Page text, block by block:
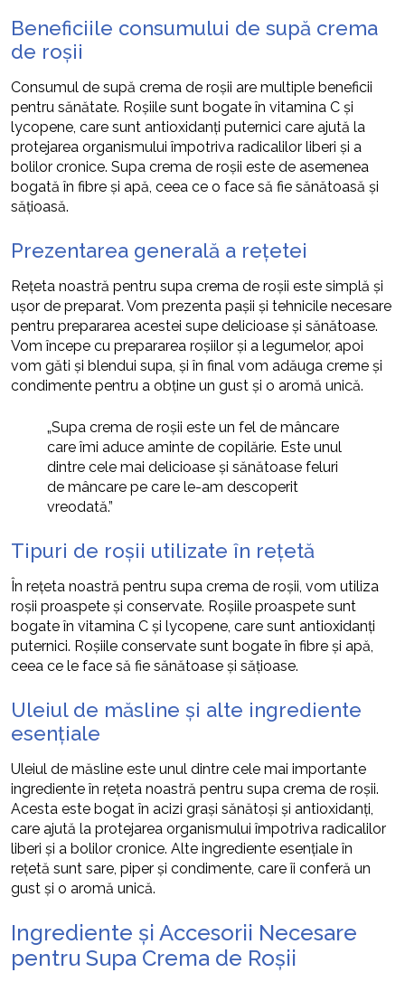
Beneficiile consumului de supă crema
de roșii
Consumul de supă crema de roșii are multiple beneficii
pentru sănătate. Roșiile sunt bogate în vitamina C și
lycopene, care sunt antioxidanți puternici care ajută la
protejarea organismului împotriva radicalilor liberi și a
bolilor cronice. Supa crema de roșii este de asemenea
bogată în fibre și apă, ceea ce o face să fie sănătoasă și
sățioasă.
Prezentarea generală a rețetei
Rețeta noastră pentru supa crema de roșii este simplă și
ușor de preparat. Vom prezenta pașii și tehnicile necesare
pentru prepararea acestei supe delicioase și sănătoase.
Vom începe cu prepararea roșiilor și a legumelor, apoi
vom găti și blendui supa, și în final vom adăuga creme și
condimente pentru a obține un gust și o aromă unică.
„Supa crema de roșii este un fel de mâncare
care îmi aduce aminte de copilărie. Este unul
dintre cele mai delicioase și sănătoase feluri
de mâncare pe care le-am descoperit
vreodată.”
Tipuri de roșii utilizate în rețetă
În rețeta noastră pentru supa crema de roșii, vom utiliza
roșii proaspete și conservate. Roșiile proaspete sunt
bogate în vitamina C și lycopene, care sunt antioxidanți
puternici. Roșiile conservate sunt bogate în fibre și apă,
ceea ce le face să fie sănătoase și sățioase.
Uleiul de măsline și alte ingrediente
esențiale
Uleiul de măsline este unul dintre cele mai importante
ingrediente în rețeta noastră pentru supa crema de roșii.
Acesta este bogat în acizi grași sănătoși și antioxidanți,
care ajută la protejarea organismului împotriva radicalilor
liberi și a bolilor cronice. Alte ingrediente esențiale în
rețetă sunt sare, piper și condimente, care îi conferă un
gust și o aromă unică.
Ingrediente și Accesorii Necesare
pentru Supa Crema de Roșii